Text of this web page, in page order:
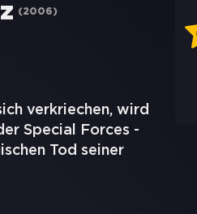
(2006)
verkriechen, wird
Special Forces -
Tod seiner